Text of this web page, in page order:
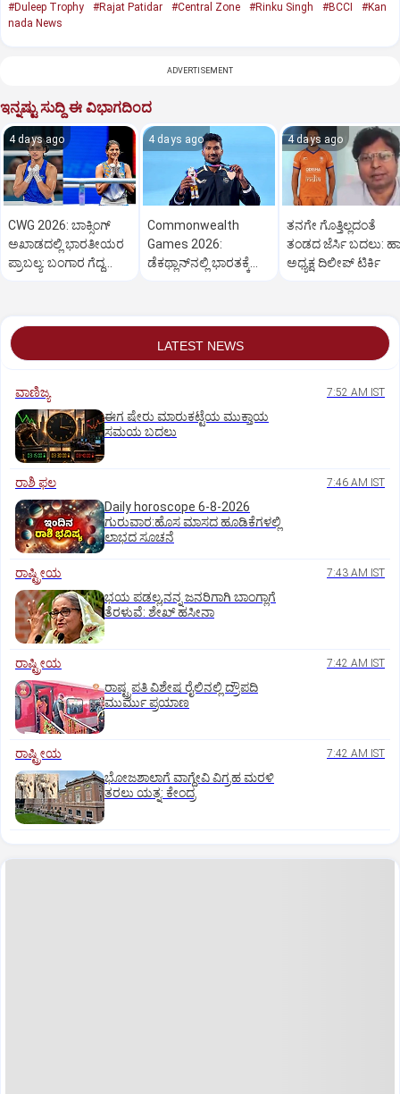
#Duleep Trophy #Rajat Patidar #Central Zone #Rinku Singh #BCCI
#Kan
nada News
ADVERTISEMENT
ಇನ್ನಷ್ಟು ಸುದ್ದಿ ಈ ವಿಭಾಗದಿಂದ
4 days ago
CWG 2026: ಬಾಕ್ಸಿಂಗ್‌
ಅಖಾಡದಲ್ಲಿ ಭಾರತೀಯರ
ಪ್ರಾಬಲ್ಯ: ಬಂಗಾರ ಗೆದ್ದ
4 days ago
Commonwealth
Games 2026:
ಡೆಕಥ್ಲಾನ್‌ನಲ್ಲಿ ಭಾರತಕ್ಕೆ
4 days ago
ತನಗೇ ಗೊತ್ತಿಲ್ಲದಂತೆ
ತಂಡದ ಜೆರ್ಸಿ ಬದಲು:
ಅಧ್ಯಕ್ಷ ದಿಲೀಪ್‌ ಟಿರ್ಕಿ
LATEST NEWS
ವಾಣಿಜ್ಯ 7:52 AM IST
ಈಗ ಷೇರು ಮಾರುಕಟ್ಟೆಯ ಮುಕ್ತಾಯ
ಸಮಯ ಬದಲು
ರಾಶಿ ಫಲ 7:46 AM IST
Daily horoscope 6-8-2026
ಗುರುವಾರ:ಹೊಸ ಮಾಸದ ಹೂಡಿಕೆಗಳಲ್ಲಿ
ಲಾಭದ ಸೂಚನೆ
ರಾಷ್ಟ್ರೀಯ 7:43 AM IST
ಭಯ ಪಡಲ್ಲ,ನನ್ನ ಜನರಿಗಾಗಿ ಬಾಂಗ್ಲಾಗೆ
ತೆರಳುವೆ: ಶೇಖ್‌ ಹಸೀನಾ
ರಾಷ್ಟ್ರೀಯ 7:42 AM IST
ರಾಷ್ಟ್ರಪತಿ ವಿಶೇಷ ರೈಲಿನಲ್ಲಿ ದ್ರೌಪದಿ
ಮುರ್ಮು ಪ್ರಯಾಣ
ರಾಷ್ಟ್ರೀಯ 7:42 AM IST
ಭೋಜಶಾಲಾಗೆ ವಾಗ್ದೇವಿ ವಿಗ್ರಹ ಮರಳಿ
ತರಲು ಯತ್ನ: ಕೇಂದ್ರ